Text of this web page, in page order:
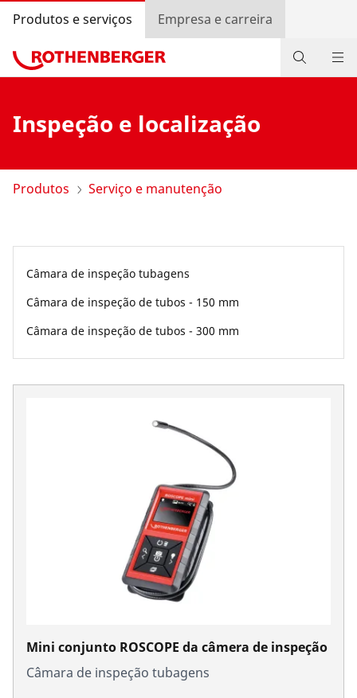
Produtos e serviços Empresa e carreira
Informações
Contato
Entrar
Empresa e carreira
Inspeção e localização
Produtos Serviço e manutenção
Câmara de inspeção tubagens
Câmara de inspeção de tubos - 150 mm
Câmara de inspeção de tubos - 300 mm
Mini conjunto ROSCOPE da câmera de inspeção
Câmara de inspeção tubagens